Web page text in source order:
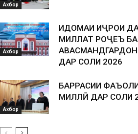
Ахбор
Ахбор
ИДОМАИ ИҶРОИ
МИЛЛАТ РОҶЕЪ БА
ДАР СОЛИ 2026
Ахбор
БАРРАСИИ
МИЛЛӢ ДАР СОЛИ